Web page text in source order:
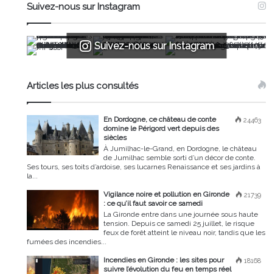
Suivez-nous sur Instagram
Suivez-nous sur Instagram
Articles les plus consultés
24463
En Dordogne, ce château de conte
domine le Périgord vert depuis des
siècles
À Jumilhac-le-Grand, en Dordogne, le château
de Jumilhac semble sorti d’un décor de conte.
Ses tours, ses toits d’ardoise, ses lucarnes Renaissance et ses jardins à
la...
21739
Vigilance noire et pollution en Gironde
: ce qu’il faut savoir ce samedi
La Gironde entre dans une journée sous haute
tension. Depuis ce samedi 25 juillet, le risque
feux de forêt atteint le niveau noir, tandis que les
fumées des incendies...
18168
Incendies en Gironde : les sites pour
suivre l’évolution du feu en temps réel